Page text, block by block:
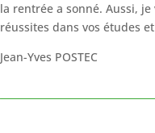
la rentrée a sonné. Aussi,
réussites dans vos études
Jean-Yves POSTEC